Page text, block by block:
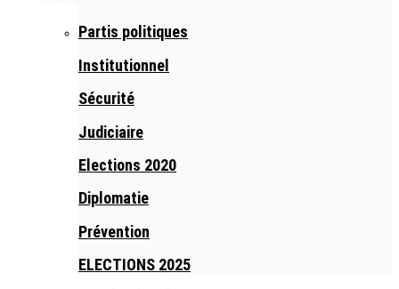
Partis politiques
Institutionnel
Sécurité
Judiciaire
Elections 2020
Diplomatie
Prévention
ELECTIONS 2025